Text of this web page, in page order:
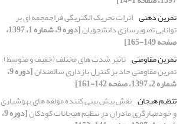
تمرین ذهنی اثرات تحریک الکتریکی فراجمجمه ای بر
توانایی تصویرسازی دانشجویان [دوره 9، شماره 1، 1397،
صفحه 149-165]
تمرین مقاومتی تاثیر شدت های مختلف (خفیف و متوسط)
تمرین مقاومتی حاد بر کنترل بازداری سالمندان [دوره 9،
شماره 2، 1397، صفحه 142-161]
تنظیم هیجان نقش پیش بینی کننده مولفه های بهوشیاری
و خودمهارگری مادران در تنظیم هیجانات کودکان [دوره 9،